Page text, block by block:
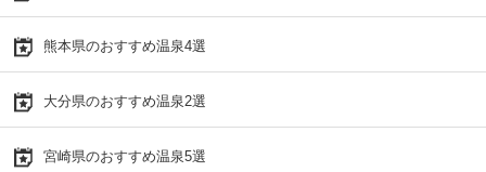
熊本県のおすすめ温泉4選
大分県のおすすめ温泉2選
宮崎県のおすすめ温泉5選